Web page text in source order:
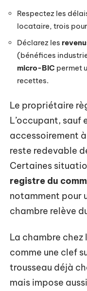
Respectez les
locataire, trois
Déclarez les
(bénéfices
micro-BIC permet
recettes.
Le propriétaire
L’occupant, sauf
accessoirement
reste redevable
Certaines
registre du
notamment pour
chambre relève
La chambre chez
comme une clef
trousseau déjà
mais impose